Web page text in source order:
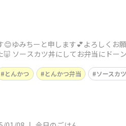
😊ゆみちーと申します💕よろしく
🐷 ソースカツ丼にしてお弁当にド
とんかつ とんかつ弁当 ソースカ